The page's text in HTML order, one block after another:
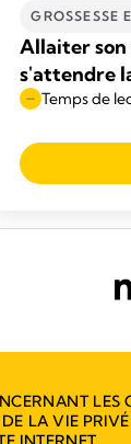
GROSSESSE
Allaiter son
s'attendre
Temps de
LES
LA VIE